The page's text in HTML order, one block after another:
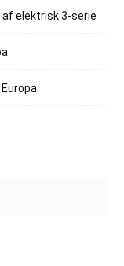
elektrisk 3-serie